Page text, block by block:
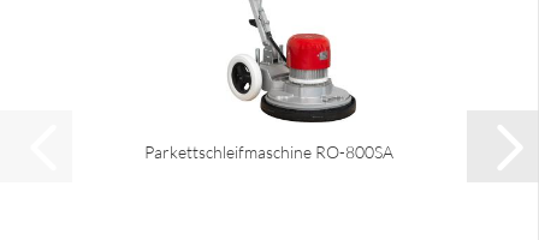
Parkettschleifmaschine RO-800SA